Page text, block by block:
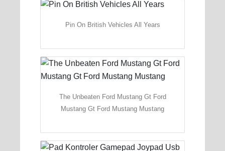
Pin On British Vehicles All Years
The Unbeaten Ford Mustang Gt Ford
Mustang Gt Ford Mustang Mustang